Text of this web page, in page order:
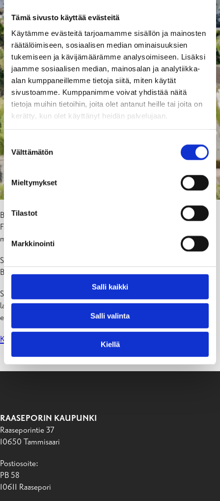
Tämä sivusto käyttää evästeitä
Käytämme evästeitä tarjoamamme sisällön ja mainosten
räätälöimiseen, sosiaalisen median ominaisuuksien
tukemiseen ja kävijämäärämme analysoimiseen. Lisäksi
jaamme sosiaalisen median, mainosalan ja analytiikka-
alan kumppaneillemme tietoja siitä, miten käytät
sivustoamme. Kumppanimme voivat yhdistää näitä
tietoja muihin tietoihin, joita olet antanut heille tai joita on
kerätty, kun olet käyttänyt heidän palvelujaan.
Suostumuksen
valinta
Välttämätön
Mieltymykset
Tilastot
Markkinointi
Salli kaikki
Salli valinta
Kiellä
Bulevardi Karjaalla suljetaan moottoriajoneuvoliikenteeltä Felix
Fromin kadun ja Torikadun välisellä osuudella. Sulkemistyöt alkavat
maanantaina 13.10.2025.
Samalla Laaksokatu muutetaan yksisuuntaisesta kaksisuuntaiseksi
Bulevardin ja Korkeavuorenkadun välisellä osuudella.
Sulkeminen mahdollistaa Katarinaskolanin ulkoilualueen
laajentamisen ja koululaisten turvallisen kulkemisen Bulevardin
eteläpuolella sijaitsevalle puistoalueelle, Parkourpuistoon.
Katarinaskolanin liikenteenohjaussuunnitelma
RAASEPORIN KAUPUNKI
Raaseporintie 37
10650 Tammisaari
Postiosoite:
PB 58
10611 Raasepori